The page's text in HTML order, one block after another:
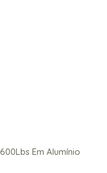
Em Alumínio